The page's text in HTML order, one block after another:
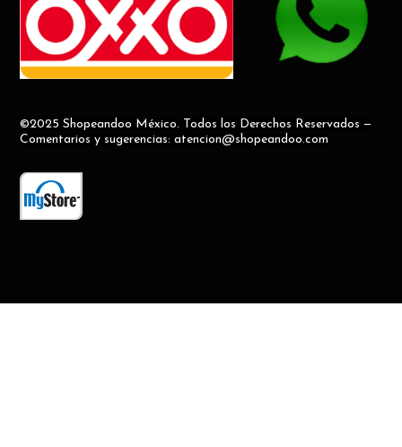
©2025 Shopeandoo México. Todos los Derechos Reservados —
Comentarios y sugerencias: atencion@shopeandoo.com